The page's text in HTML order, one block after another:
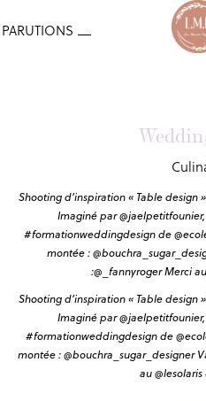
Shooting d’inspiration « Table
Imaginé par
#formationweddingdesign de
montée :
:@_fannyroger Merci
Shooting d’inspiration « Table
Imaginé par
#formationweddingdesign de
montée : @bouchra_sugar_designer
au